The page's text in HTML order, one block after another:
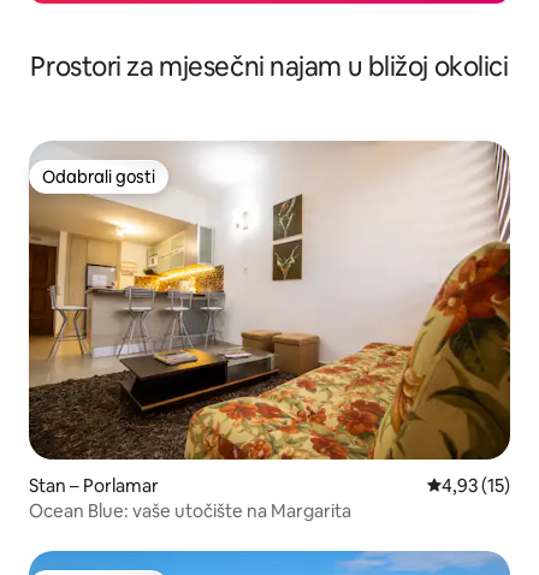
Prostori za mjesečni najam u bližoj okolici
Odabrali gosti
Odabrali gosti
Stan – Porlamar Prosječna
4,93 (15)
Ocean Blue: vaše utočište na Margarita